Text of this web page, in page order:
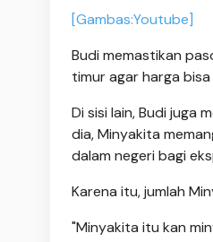
[Gambas:Youtube]
Budi memastikan
timur agar harga
Di sisi lain, Budi juga
dia, Minyakita
dalam negeri bagi
Karena itu, jumlah
"Minyakita itu kan